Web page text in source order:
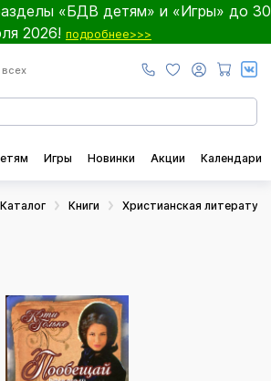
«БДВ детям» и «Игры» до 30
2026! подробнее>>>
Игры Новинки Акции Календари
Каталог Книги Христианская литература